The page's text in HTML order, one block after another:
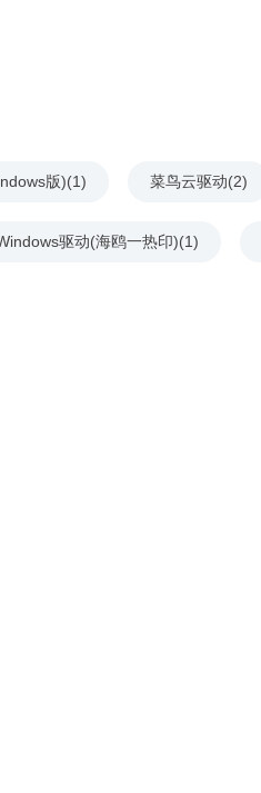
版)(1) 菜鸟云驱动(2)
驱动(海鸥一热印)(1)